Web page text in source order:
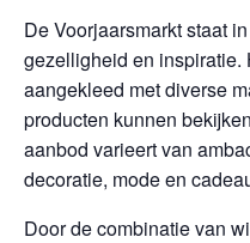
De Voorjaarsmarkt staat
gezelligheid en inspiratie.
aangekleed met diverse
producten kunnen
aanbod varieert van
decoratie, mode en
Door de combinatie van